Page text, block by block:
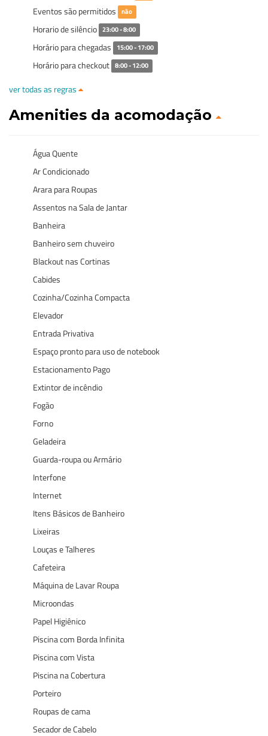
Eventos são permitidos não
Horario de silêncio 23:00 - 8:00
Horário para chegadas 15:00 - 17:00
Horário para checkout 8:00 - 12:00
ver todas as regras
Amenities da acomodação
Água Quente
Ar Condicionado
Arara para Roupas
Assentos na Sala de Jantar
Banheira
Banheiro sem chuveiro
Blackout nas Cortinas
Cabides
Cozinha/Cozinha Compacta
Elevador
Entrada Privativa
Espaço pronto para uso de notebook
Estacionamento Pago
Extintor de incêndio
Fogão
Forno
Geladeira
Guarda-roupa ou Armário
Interfone
Internet
Itens Básicos de Banheiro
Lixeiras
Louças e Talheres
Cafeteira
Máquina de Lavar Roupa
Microondas
Papel Higiênico
Piscina com Borda Infinita
Piscina com Vista
Piscina na Cobertura
Porteiro
Roupas de cama
Secador de Cabelo